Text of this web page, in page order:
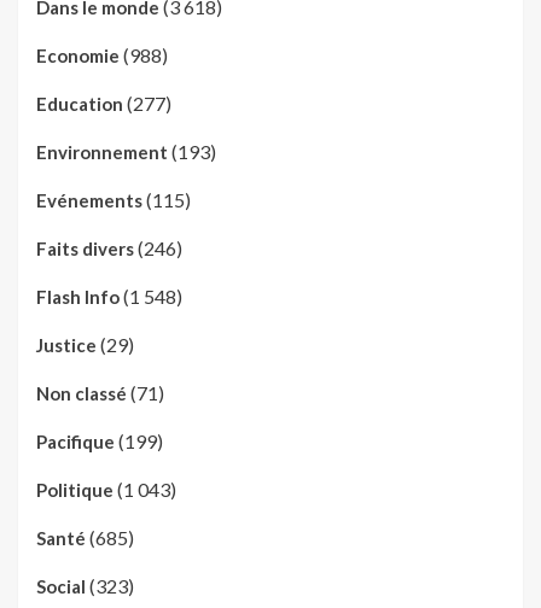
Dans le monde (3 618)
Economie (988)
Education (277)
Environnement (193)
Evénements(115)
Faits divers(246)
Flash Info(1 548)
Justice (29)
Non classé (71)
Pacifique (199)
Politique (1 043)
Santé (685)
Social (323)